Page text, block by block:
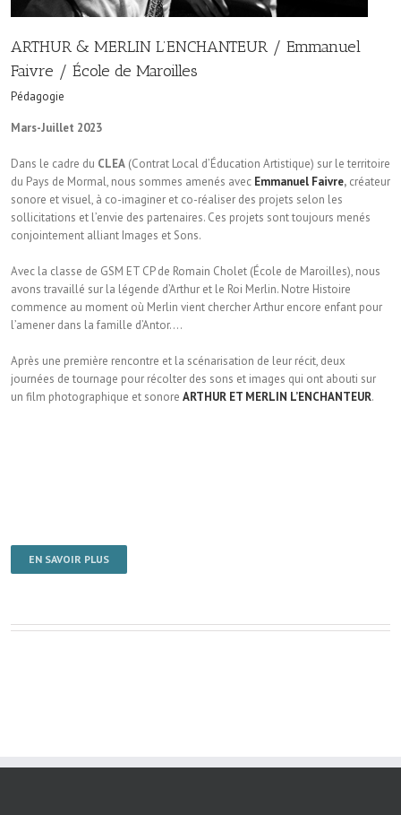
ARTHUR & MERLIN L’ENCHANTEUR / Emmanuel
Faivre / École de Maroilles
Pédagogie
Mars-Juillet 2023
Dans le cadre du CLEA (Contrat Local d’Éducation Artistique) sur le territoire
du Pays de Mormal, nous sommes amenés avec Emmanuel Faivre, créateur
sonore et visuel, à co-imaginer et co-réaliser des projets selon les
sollicitations et l’envie des partenaires. Ces projets sont toujours menés
conjointement alliant Images et Sons.
Avec la classe de GSM ET CP de Romain Cholet (École de Maroilles), nous
avons travaillé sur la légende d’Arthur et le Roi Merlin. Notre Histoire
commence au moment où Merlin vient chercher Arthur encore enfant pour
l’amener dans la famille d’Antor….
Après une première rencontre et la scénarisation de leur récit, deux
journées de tournage pour récolter des sons et images qui ont abouti sur
un film photographique et sonore ARTHUR ET MERLIN L’ENCHANTEUR.
EN SAVOIR PLUS